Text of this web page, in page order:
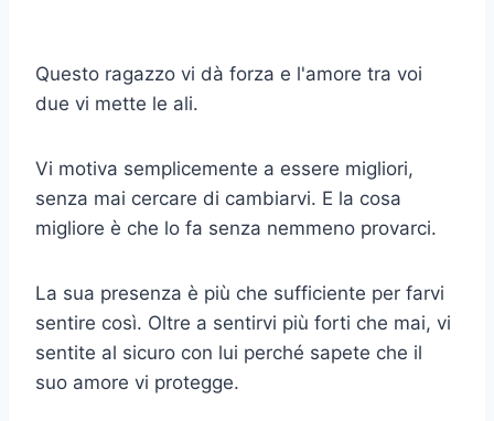
Questo ragazzo vi dà forza e l'amore tra voi
due vi mette le ali.
Vi motiva semplicemente a essere migliori,
senza mai cercare di cambiarvi. E la cosa
migliore è che lo fa senza nemmeno provarci.
La sua presenza è più che sufficiente per farvi
sentire così. Oltre a sentirvi più forti che mai, vi
sentite al sicuro con lui perché sapete che il
suo amore vi protegge.